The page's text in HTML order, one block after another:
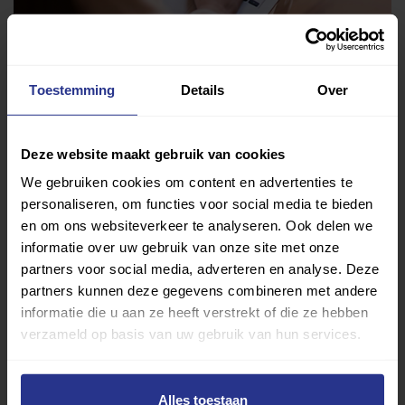
Toestemming Details Over
Deze website maakt gebruik van cookies
We gebruiken cookies om content en advertenties te
personaliseren, om functies voor social media te bieden
en om ons websiteverkeer te analyseren. Ook delen we
informatie over uw gebruik van onze site met onze
partners voor social media, adverteren en analyse. Deze
partners kunnen deze gegevens combineren met andere
informatie die u aan ze heeft verstrekt of die ze hebben
verzameld op basis van uw gebruik van hun services.
Alles toestaan
Vind jouw sport
vind je gemakkelijk jouw favoriete sport of activiteit.
Met meer dan 4250 sportclubs is er altijd een sport
die bij je past.
Sport zoeken